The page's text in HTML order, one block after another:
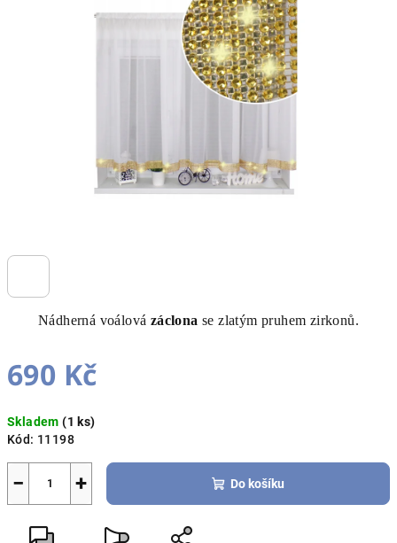
Nádherná voálová záclona se zlatým pruhem zirkonů.
690 Kč
cena:
Skladem(1 ks)
Kód: 11198
+
− Do košíku